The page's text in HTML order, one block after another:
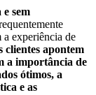
sem
a experiência de
clientes apontem
a importância de
ótimos, a
e as